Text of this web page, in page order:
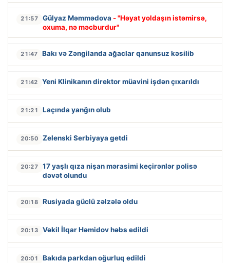
21:57 Gülyaz Məmmədova - "Həyat yoldaşın istəmirsə,
oxuma, nə məcburdur"
21:47 Bakı və Zəngilanda ağaclar qanunsuz kəsilib
21:42 Yeni Klinikanın direktor müavini işdən çıxarıldı
21:21 Laçında yanğın olub
20:50 Zelenski Serbiyaya getdi
20:27
17 yaşlı qıza nişan mərasimi keçirənlər polisə
dəvət olundu
20:18 Rusiyada güclü zəlzələ oldu
20:13 Vəkil İlqar Həmidov həbs edildi
20:01 Bakıda parkdan oğurluq edildi